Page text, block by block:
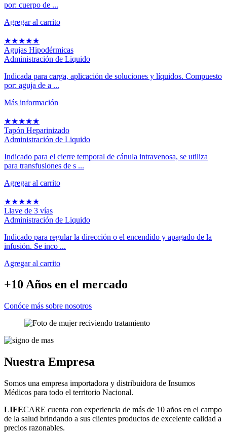
por: cuerpo de ...
Agregar al carrito
★★★★★
Agujas Hipodérmicas
Administración de Liquido
Indicada para carga, aplicación de soluciones y líquidos. Compuesto
por: aguja de a ...
Más información
★★★★★
Tapón Heparinizado
Administración de Liquido
Indicado para el cierre temporal de cánula intravenosa, se utiliza
para transfusiones de s ...
Agregar al carrito
★★★★★
Llave de 3 vías
Administración de Liquido
Indicado para regular la dirección o el encendido y apagado de la
infusión. Se inco ...
Agregar al carrito
+10 Años en el mercado
Conóce más sobre nosotros
Nuestra Empresa
Somos una empresa importadora y distribuidora de Insumos
Médicos para todo el territorio Nacional.
LIFECARE cuenta con experiencia de más de 10 años en el campo
de la salud brindando a sus clientes productos de excelente calidad a
precios razonables.